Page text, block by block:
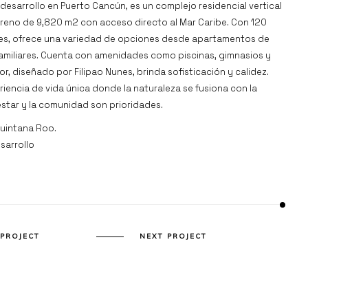
en Puerto Cancún, es un complejo residencial vertical
de 9,820 m2 con acceso directo al Mar Caribe. Con 120
ofrece una variedad de opciones desde apartamentos de
Cuenta con amenidades como piscinas, gimnasios y
diseñado por Filipao Nunes, brinda sofisticación y calidez.
de vida única donde la naturaleza se fusiona con la
y la comunidad son prioridades.
Roo.
NEXT PROJECT